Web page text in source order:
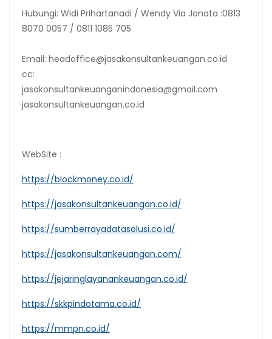
Hubungi: Widi Prihartanadi / Wendy Via Jonata :0813
8070 0057 / 0811 1085 705
Email: headoffice@jasakonsultankeuangan.co.id
cc:
jasakonsultankeuanganindonesia@gmail.com
jasakonsultankeuangan.co.id
WebSite :
https://blockmoney.co.id/
https://jasakonsultankeuangan.co.id/
https://sumberrayadatasolusi.co.id/
https://jasakonsultankeuangan.com/
https://jejaringlayanankeuangan.co.id/
https://skkpindotama.co.id/
https://mmpn.co.id/